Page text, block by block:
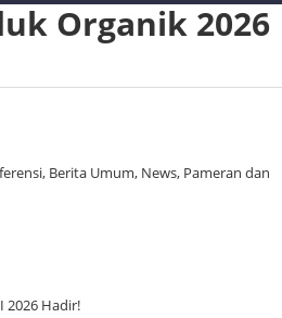
Organik 2026
Berita Umum, News, Pameran dan
2026 Hadir!